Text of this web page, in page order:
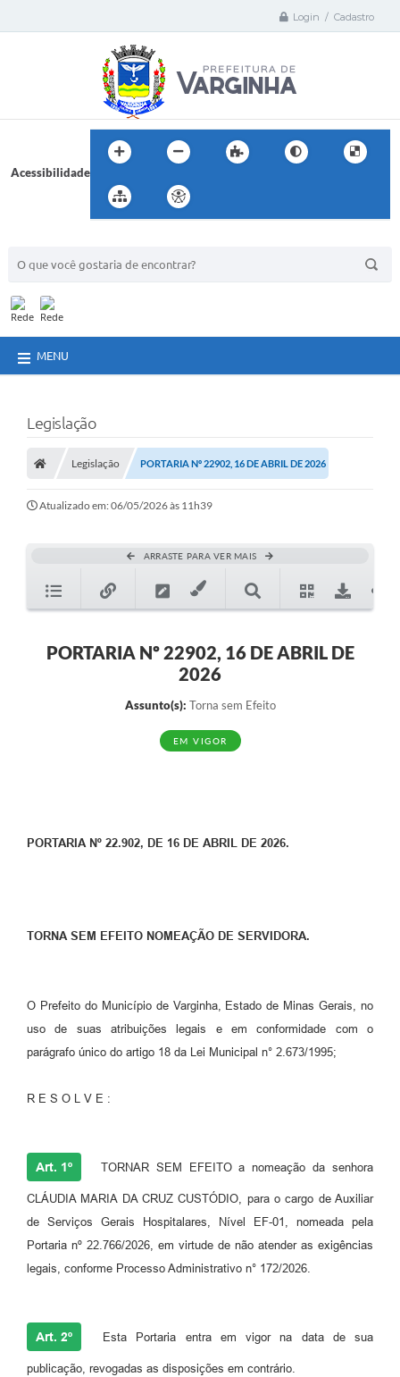
Login / Cadastro
Acessibilidade
MENU
Legislação
Legislação PORTARIA Nº 22902, 16 DE ABRIL DE 2026
Atualizado em: 06/05/2026 às 11h39
ARRASTE PARA VER MAIS
PORTARIA Nº 22902, 16 DE ABRIL DE
2026
Assunto(s): Torna sem Efeito
EM VIGOR
PORTARIA Nº 22.902, DE 16 DE ABRIL DE 2026.
TORNA SEM EFEITO NOMEAÇÃO DE SERVIDORA.
O Prefeito do Município de Varginha, Estado de Minas Gerais, no
uso de suas atribuições legais e em conformidade com o
parágrafo único do artigo 18 da Lei Municipal n° 2.673/1995;
R E S O L V E :
Art. 1º TORNAR SEM EFEITO a nomeação da senhora
CLÁUDIA MARIA DA CRUZ CUSTÓDIO, para o cargo de Auxiliar
de Serviços Gerais Hospitalares, Nível EF-01, nomeada pela
Portaria nº 22.766/2026, em virtude de não atender as exigências
legais, conforme Processo Administrativo n° 172/2026.
Art. 2º Esta Portaria entra em vigor na data de sua
publicação, revogadas as disposições em contrário.